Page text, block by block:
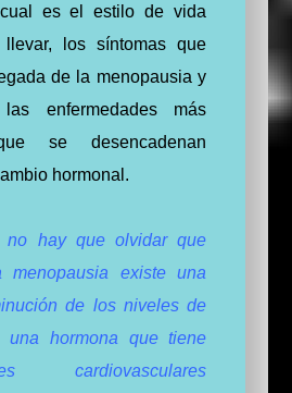
es el estilo de vida
los síntomas que
de la menopausia y
enfermedades más
se desencadenan
hormonal.
no hay que olvidar que
menopausia existe una
de los niveles de
una hormona que tiene
cardiovasculares